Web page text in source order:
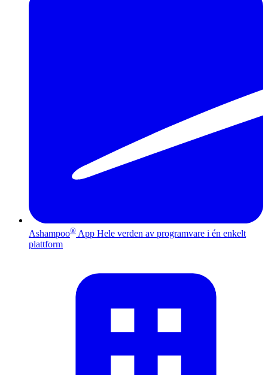
Ashampoo® App Hele verden av programvare i én enkelt
plattform